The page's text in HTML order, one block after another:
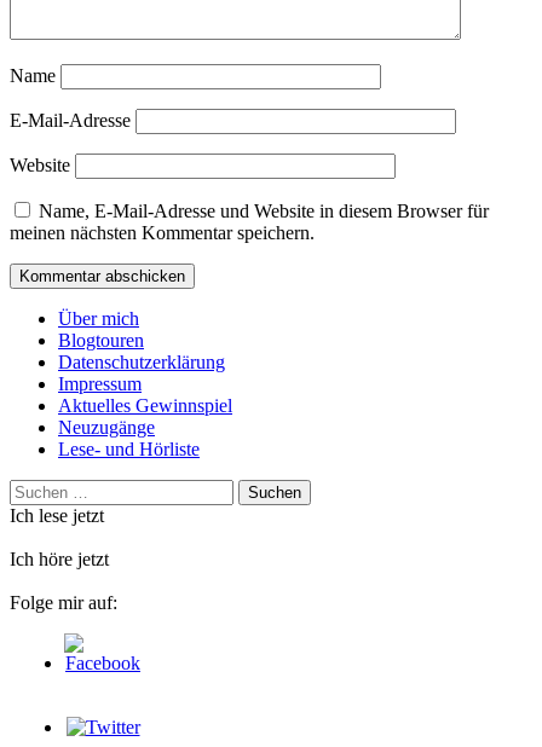
Name
E-Mail-Adresse
Website
Name, E-Mail-Adresse und Website in diesem Browser für
meinen nächsten Kommentar speichern.
Über mich
Blogtouren
Datenschutzerklärung
Impressum
Aktuelles Gewinnspiel
Neuzugänge
Lese- und Hörliste
Suchen
nach:
Ich lese jetzt
Ich höre jetzt
Folge mir auf: